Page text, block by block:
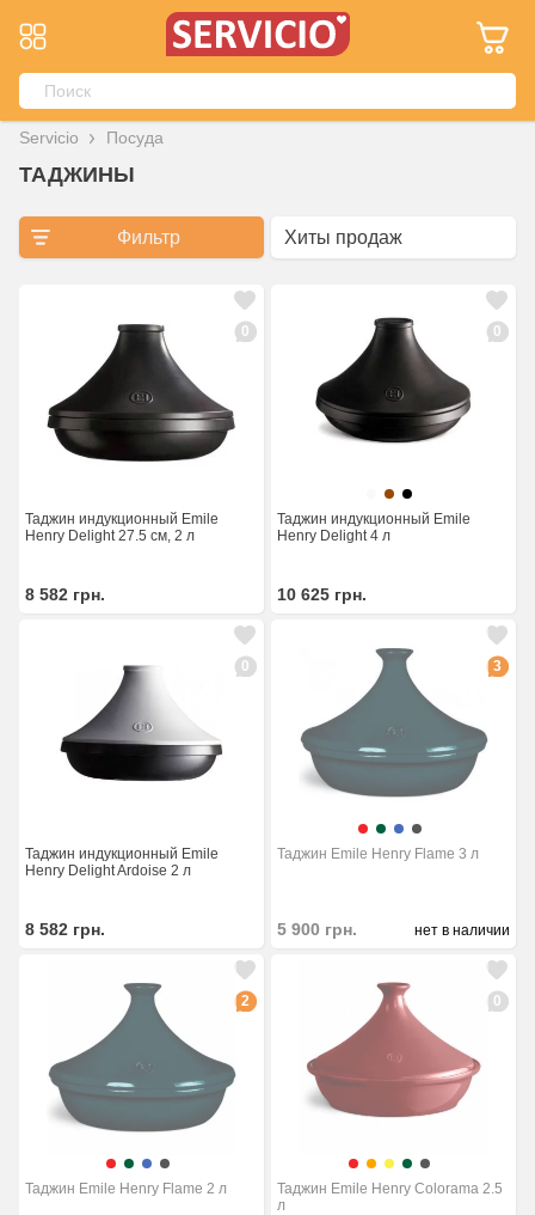
Servicio Посуда
ТАДЖИНЫ
Фильтр
0
Таджин индукционный Emile
Henry Delight 27.5 см, 2 л
8 582 грн.
0
Таджин индукционный Emile
Henry Delight 4 л
10 625 грн.
0
Таджин индукционный Emile
Henry Delight Ardoise 2 л
8 582 грн.
3
Таджин Emile Henry Flame 3 л
5 900 грн. нет в наличии
2
Таджин Emile Henry Flame 2 л
0
Таджин Emile Henry Colorama 2.5
л